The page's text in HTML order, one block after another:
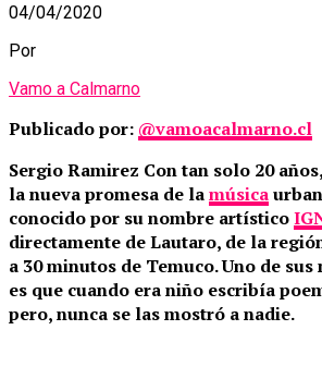
04/04/2020
Por
Vamo a Calmarno
Publicado por: @vamoacalmarno.cl
Sergio Ramirez Con tan solo 20
la nueva promesa de lamúsica
conocido por su nombre artístico
directamente de Lautaro, de la
a 30 minutos de Temuco. Uno de
es que cuando era niño escribía
pero, nunca se las mostró a nadie.